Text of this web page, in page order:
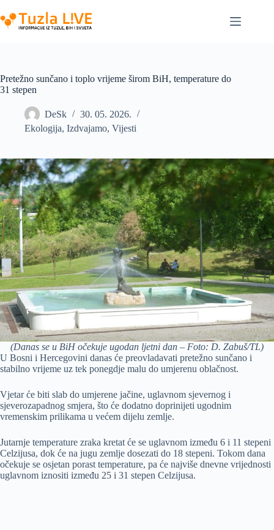
to
content
Pretežno sunčano i toplo vrijeme širom BiH, temperature do
31 stepen
DeSk
30. 05. 2026.
Ekologija, Izdvajamo, Vijesti
(Danas se u BiH očekuje ugodan ljetni dan – Foto: D. Zabuš/TL)
U Bosni i Hercegovini danas će preovladavati pretežno sunčano i
stabilno vrijeme uz tek ponegdje malu do umjerenu oblačnost.
Vjetar će biti slab do umjerene jačine, uglavnom sjevernog i
sjeverozapadnog smjera, što će dodatno doprinijeti ugodnim
vremenskim prilikama u većem dijelu zemlje.
Jutarnje temperature zraka kretat će se uglavnom između 6 i 11 stepeni
Celzijusa, dok će na jugu zemlje dosezati do 18 stepeni. Tokom dana
očekuje se osjetan porast temperature, pa će najviše dnevne vrijednosti
uglavnom iznositi između 25 i 31 stepen Celzijusa.